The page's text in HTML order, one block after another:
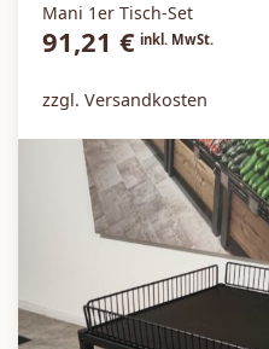
Mani 1er Tisch-Set
91,21 € inkl. MwSt.
zzgl. Versandkosten